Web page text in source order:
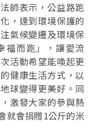
師表示，公益路跑
，達到環境保護的
氣候變遷及環境保
福而跑」，讓愛流
活動希望能喚起更
健康生活方式，以
球變得更美好。同
激發大家的參與熱
就會捐贈1公斤的米